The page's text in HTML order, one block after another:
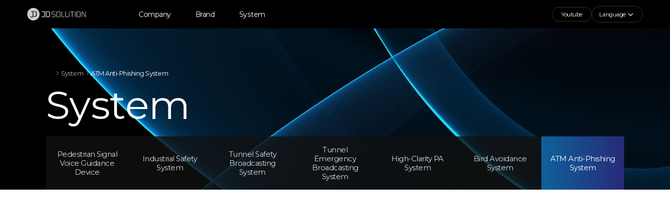
Company Brand System Youtube Language
System ATM Anti-Phishing System
System
Pedestrian Signal
Voice Guidance
Device
Industrial Safety
System
Tunnel Safety
Broadcasting
System
Tunnel
Emergency
Broadcasting
System
High-Clarity PA
System
Bird Avoidance
System
ATM Anti-Phishing
System